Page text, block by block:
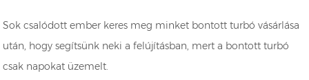
Sok csalódott ember keres meg minket bontott turbó vásárlása
után, hogy segítsünk neki a felújításban, mert a bontott turbó
csak napokat üzemelt.